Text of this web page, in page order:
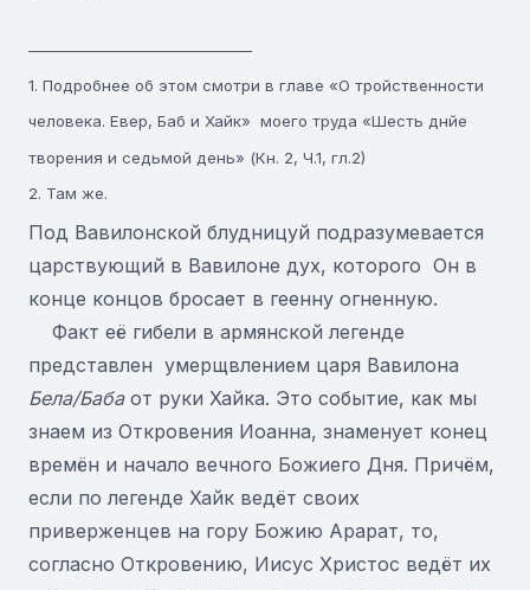
–––––––––––––––––––––––––––
1. Подробнее об этом смотри в главе «О тройственности
человека. Евер, Баб и Хайк» моего труда «Шесть днйе
творения и седьмой день» (Кн. 2, Ч.1, гл.2)
2. Там же.
Под Вавилонской блудницуй подразумевается
царствующий в Вавилоне дух, которого Он в
конце концов бросает в геенну огненную.
Факт её гибели в армянской легенде
представлен умерщвлением царя Вавилона
Бела/Бабаот руки Хайка. Это событие, как мы
знаем из Откровения Иоанна, знаменует конец
времён и начало вечного Божиего Дня. Причём,
если по легенде Хайк ведёт своих
приверженцев на гору Божию Арарат, то,
согласно Откровению, Иисус Христос ведёт их